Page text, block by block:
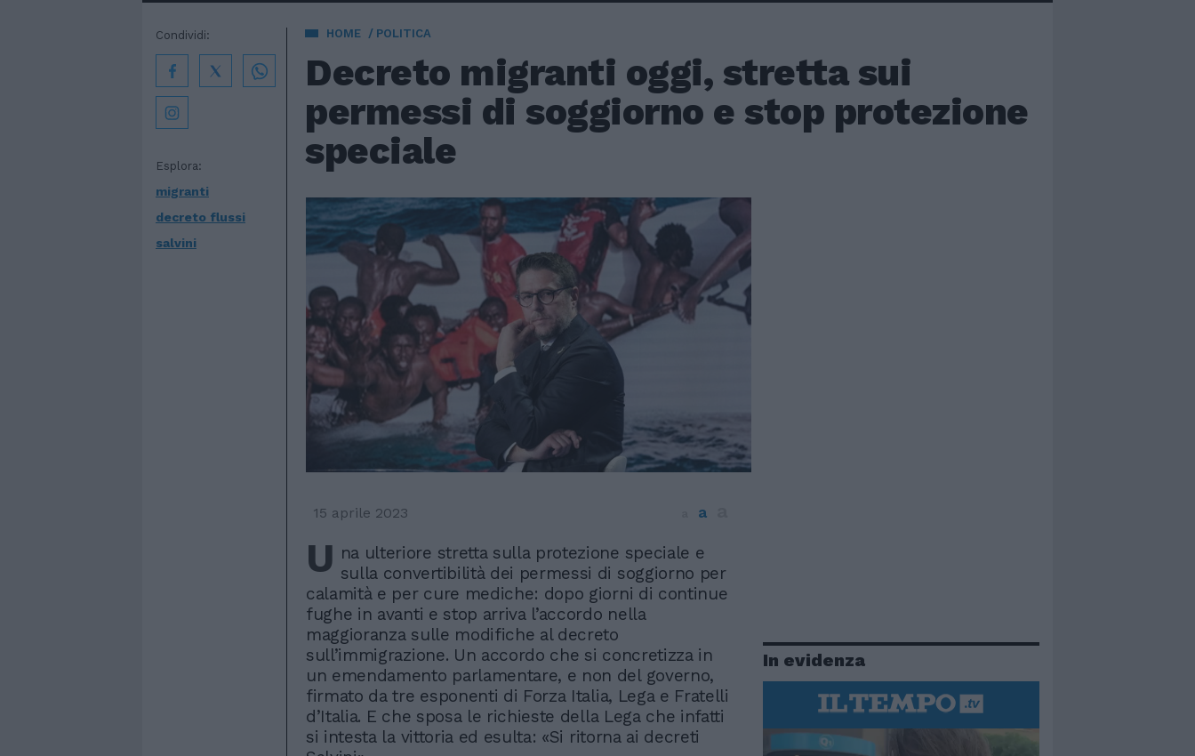
HOME POLITICA
Decreto migranti oggi, stretta sui
permessi di soggiorno e stop protezione
speciale
Esplora:
migranti
decreto flussi
salvini
Condividi:
15 aprile 2023 a
U na ulteriore stretta sulla protezione speciale e
sulla convertibilità dei permessi di soggiorno per
calamità e per cure mediche: dopo giorni di continue
fughe in avanti e stop arriva l’accordo nella
maggioranza sulle modifiche al decreto
sull’immigrazione. Un accordo che si concretizza in
un emendamento parlamentare, e non del governo,
firmato da tre esponenti di Forza Italia, Lega e Fratelli
d’Italia. E che sposa le richieste della Lega che infatti
si intesta la vittoria ed esulta: «Si ritorna ai decreti
In evidenza